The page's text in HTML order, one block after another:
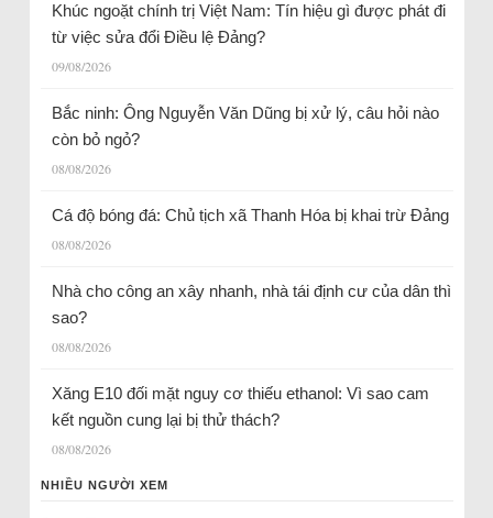
Khúc ngoặt chính trị Việt Nam: Tín hiệu gì được phát đi
từ việc sửa đổi Điều lệ Đảng?
09/08/2026
Bắc ninh: Ông Nguyễn Văn Dũng bị xử lý, câu hỏi nào
còn bỏ ngỏ?
08/08/2026
Cá độ bóng đá: Chủ tịch xã Thanh Hóa bị khai trừ Đảng
08/08/2026
Nhà cho công an xây nhanh, nhà tái định cư của dân thì
sao?
08/08/2026
Xăng E10 đối mặt nguy cơ thiếu ethanol: Vì sao cam
kết nguồn cung lại bị thử thách?
08/08/2026
NHIỀU NGƯỜI XEM